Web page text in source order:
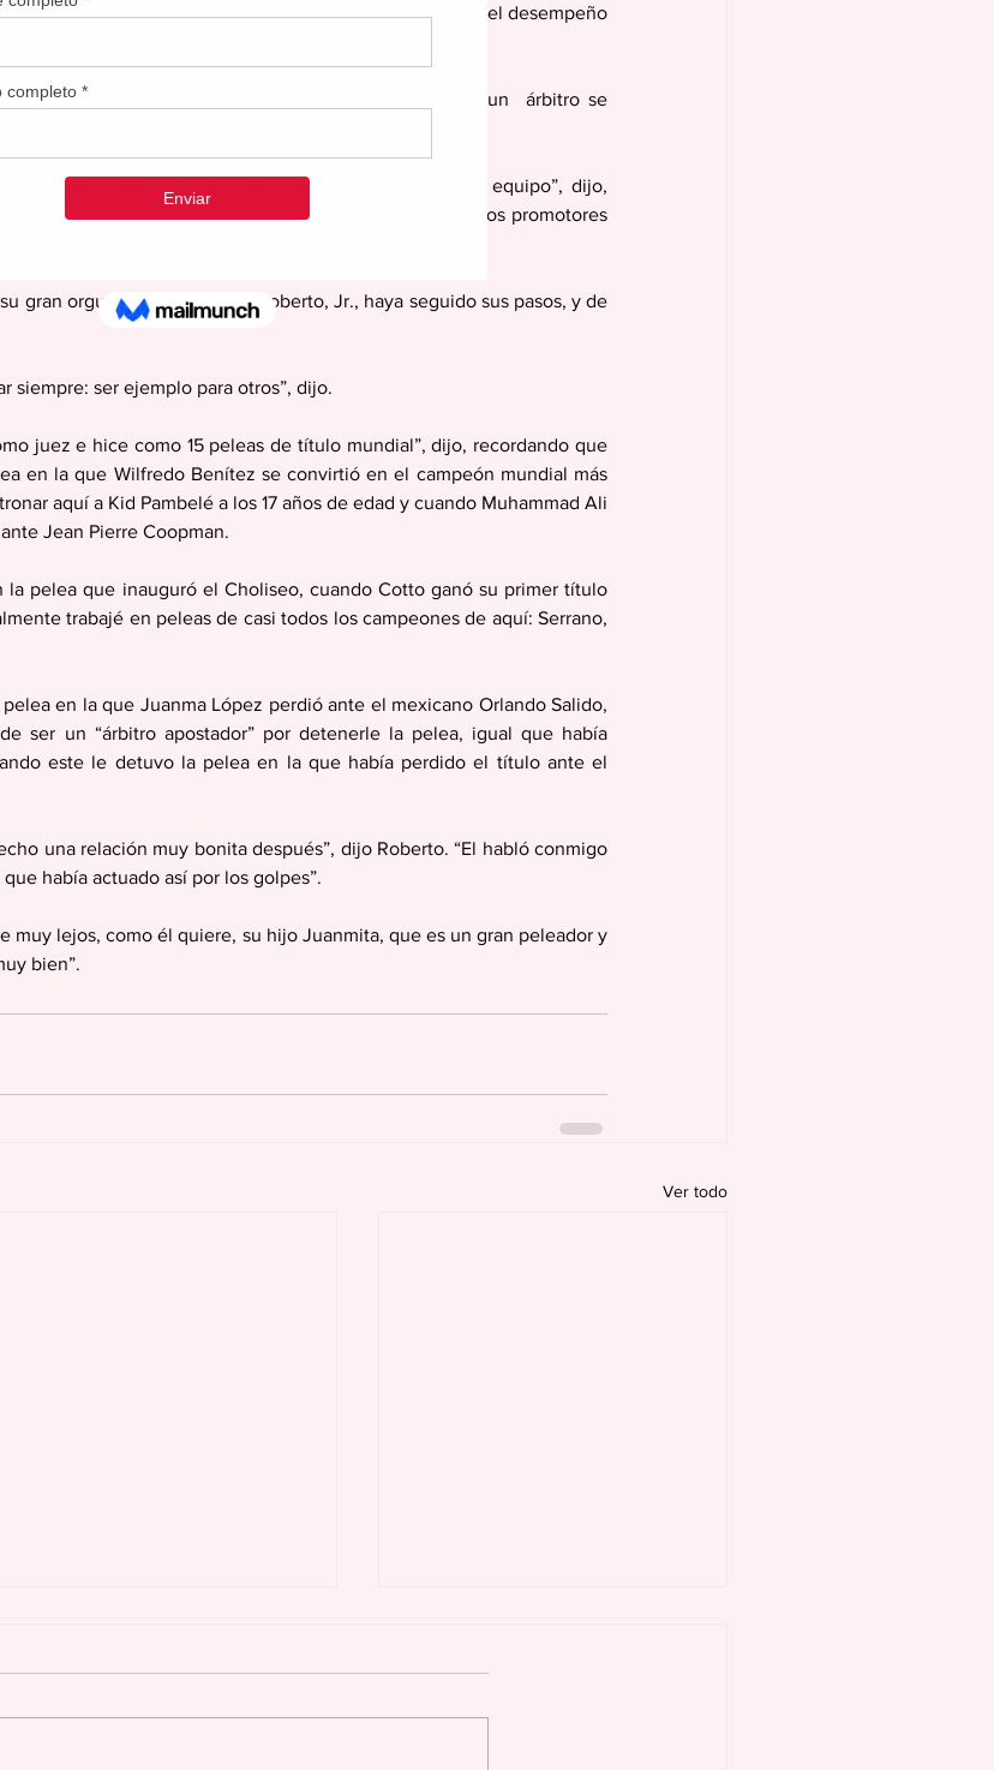
decidida a favor de enmiendas que ayuden a mejorar el desempeño
el uso del ‘replay’”, dijo. “No puede permitirse que un  árbitro se
hubo un cabezazo”.
podido hacer, me imagino que debido al costo del equipo”, dijo,
costoso: si cuesta $5,000, tal vez podría hacerse que los promotores
cartelera de título”.
gran orgullo es que su hijo, Roberto, Jr., haya seguido sus pasos, y de
siempre: ser ejemplo para otros”, dijo.
juez e hice como 15 peleas de título mundial”, dijo, recordando que
en la que Wilfredo Benítez se convirtió en el campeón mundial más
aquí a Kid Pambelé a los 17 años de edad y cuando Muhammad Ali
Jean Pierre Coopman.
la pelea que inauguró el Choliseo, cuando Cotto ganó su primer título
trabajé en peleas de casi todos los campeones de aquí: Serrano,
en la que Juanma López perdió ante el mexicano Orlando Salido,
ser un “árbitro apostador” por detenerle la pelea, igual que había
este le detuvo la pelea en la que había perdido el título ante el
una relación muy bonita después”, dijo Roberto. “El habló conmigo
había actuado así por los golpes”.
muy lejos, como él quiere, su hijo Juanmita, que es un gran peleador y
bien”.
Ver todo